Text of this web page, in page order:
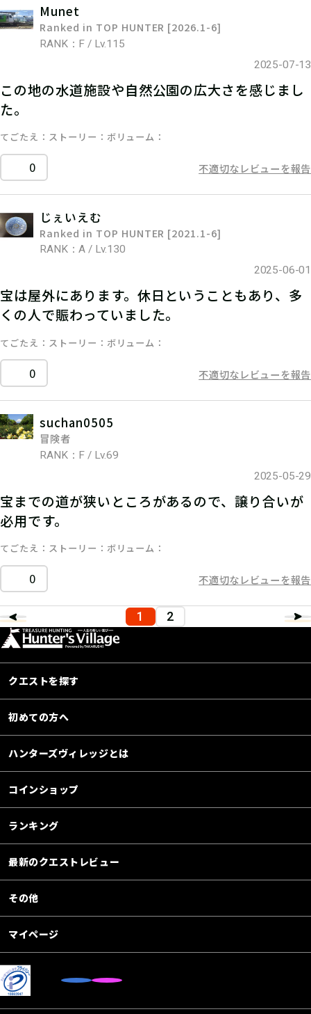
Munet
Ranked in TOP HUNTER [2026.1-6]
RANK：F / Lv.115
2025-07-13
この地の水道施設や自然公園の広大さを感じまし
た。
てごたえ ストーリー ボリューム
0 不適切なレビューを報告
じぇいえむ
Ranked in TOP HUNTER [2021.1-6]
RANK：A / Lv.130
2025-06-01
宝は屋外にあります。休日ということもあり、多
くの人で賑わっていました。
てごたえ ストーリー ボリューム
0 不適切なレビューを報告
suchan0505
冒険者
RANK：F / Lv.69
2025-05-29
宝までの道が狭いところがあるので、譲り合いが
必用です。
てごたえ ストーリー ボリューム
0 不適切なレビューを報告
1 2
クエストを探す
初めての方へ
ハンターズヴィレッジとは
コインショップ
ランキング
最新のクエストレビュー
その他
マイページ